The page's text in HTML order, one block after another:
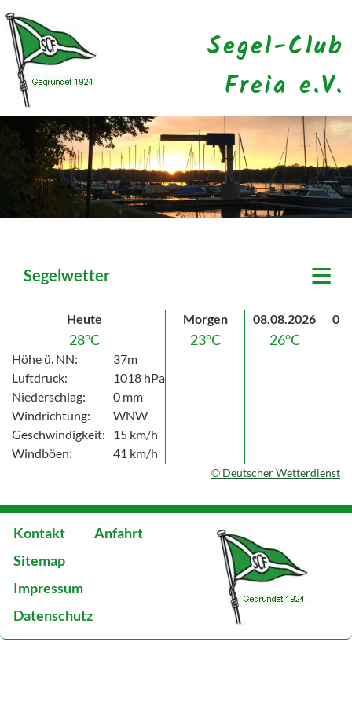
Segel-Club
Freia e.V.
Segelwetter ≡
Heute Morgen 08.08.2026
28°C 23°C 26°C
Höhe ü. NN:
37m
Luftdruck:
1018 hPa
Niederschlag:
0 mm
Windrichtung:
WNW
Geschwindigkeit:
15 km/h
Windböen:
41 km/h
© Deutscher Wetterdienst
Kontakt
Anfahrt
Sitemap
Impressum
Datenschutz